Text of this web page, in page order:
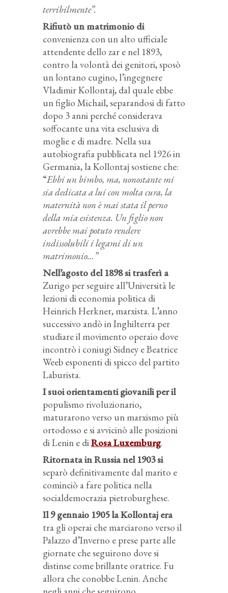
terribilmente”.
Rifiutò un matrimonio di
convenienza con un alto ufficiale
attendente dello zar e nel 1893,
contro la volontà dei genitori, sposò
un lontano cugino, l’ingegnere
Vladimir Kollontaj, dal quale ebbe
un figlio Michail, separandosi di fatto
dopo 3 anni perché considerava
soffocante una vita esclusiva di
moglie e di madre. Nella sua
autobiografia pubblicata nel 1926 in
Germania, la Kollontaj sostiene che:
“Ebbi un bimbo, ma, nonostante mi
sia dedicata a lui con molta cura, la
maternità non è mai stata il perno
della mia esistenza. Un figlio non
avrebbe mai potuto rendere
indissolubili i legami di un
matrimonio…”
Nell’agosto del 1898 si trasferì a
Zurigo per seguire all’Università le
lezioni di economia politica di
Heinrich Herkner, marxista. L’anno
successivo andò in Inghilterra per
studiare il movimento operaio dove
incontrò i coniugi Sidney e Beatrice
Weeb esponenti di spicco del partito
Laburista.
I suoi orientamenti giovanili per il
populismo rivoluzionario,
maturarono verso un marxismo più
ortodosso e si avvicinò alle posizioni
di Lenin e diRosa Luxemburg.
Ritornata in Russia nel 1903 si
separò definitivamente dal marito e
cominciò a fare politica nella
socialdemocrazia pietroburghese.
Il 9 gennaio 1905 la Kollontaj era
tra gli operai che marciarono verso il
Palazzo d’Inverno e prese parte alle
giornate che seguirono dove si
distinse come brillante oratrice. Fu
allora che conobbe Lenin. Anche